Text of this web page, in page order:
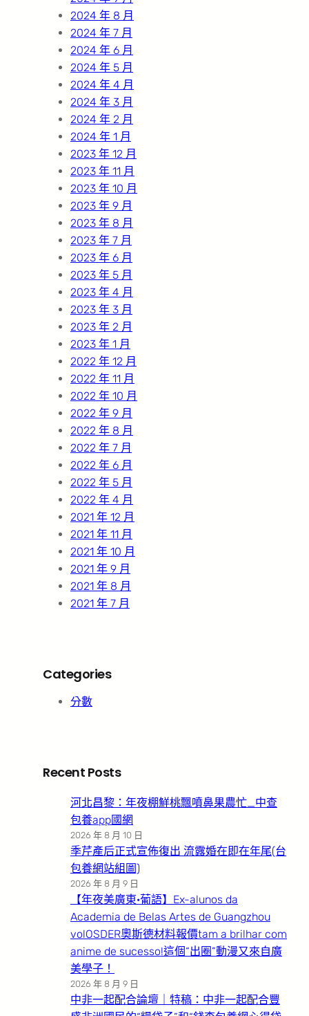
2024 年 8 月
2024 年 7 月
2024 年 6 月
2024 年 5 月
2024 年 4 月
2024 年 3 月
2024 年 2 月
2024 年 1 月
2023 年 12 月
2023 年 11 月
2023 年 10 月
2023 年 9 月
2023 年 8 月
2023 年 7 月
2023 年 6 月
2023 年 5 月
2023 年 4 月
2023 年 3 月
2023 年 2 月
2023 年 1 月
2022 年 12 月
2022 年 11 月
2022 年 10 月
2022 年 9 月
2022 年 8 月
2022 年 7 月
2022 年 6 月
2022 年 5 月
2022 年 4 月
2021 年 12 月
2021 年 11 月
2021 年 10 月
2021 年 9 月
2021 年 8 月
2021 年 7 月
Categories
分數
Recent Posts
河北昌黎：年夜棚鮮桃飄噴鼻果農忙_中查
包養app國網
2026 年 8 月 10 日
季芹產后正式宣佈復出 流露婚在即在年尾(台
包養網站組圖)
2026 年 8 月 9 日
【年夜美廣東·葡語】Ex-alunos da
Academia de Belas Artes de Guangzhou
volOSDER奧斯德材料報價tam a brilhar com
anime de sucesso!這個“出圈”動漫又來自廣
美學子！
2026 年 8 月 9 日
中非一起配合論壇｜特稿：中非一起配合豐